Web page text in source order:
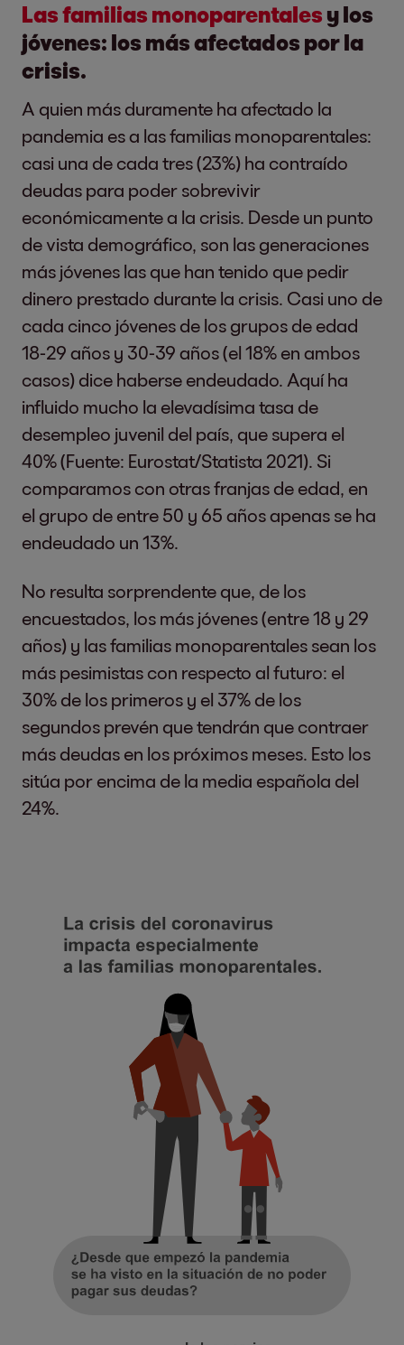
Las familias monoparentales y los
jóvenes: los más afectados por la
crisis.
A quien más duramente ha afectado la
pandemia es a las familias monoparentales:
casi una de cada tres (23%) ha contraído
deudas para poder sobrevivir
económicamente a la crisis. Desde un punto
de vista demográfico, son las generaciones
más jóvenes las que han tenido que pedir
dinero prestado durante la crisis. Casi uno de
cada cinco jóvenes de los grupos de edad
18-29 años y 30-39 años (el 18% en ambos
casos) dice haberse endeudado. Aquí ha
influido mucho la elevadísima tasa de
desempleo juvenil del país, que supera el
40% (Fuente: Eurostat/Statista 2021). Si
comparamos con otras franjas de edad, en
el grupo de entre 50 y 65 años apenas se ha
endeudado un 13%.
No resulta sorprendente que, de los
encuestados, los más jóvenes (entre 18 y 29
años) y las familias monoparentales sean los
más pesimistas con respecto al futuro: el
30% de los primeros y el 37% de los
segundos prevén que tendrán que contraer
más deudas en los próximos meses. Esto los
sitúa por encima de la media española del
24%.